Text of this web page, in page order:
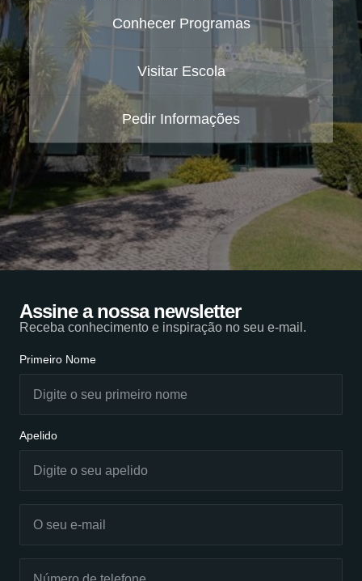
Conhecer Programas
Visitar Escola
Pedir Informações
Assine a nossa newsletter
Receba conhecimento e inspiração no seu e-mail.
Primeiro Nome
Apelido